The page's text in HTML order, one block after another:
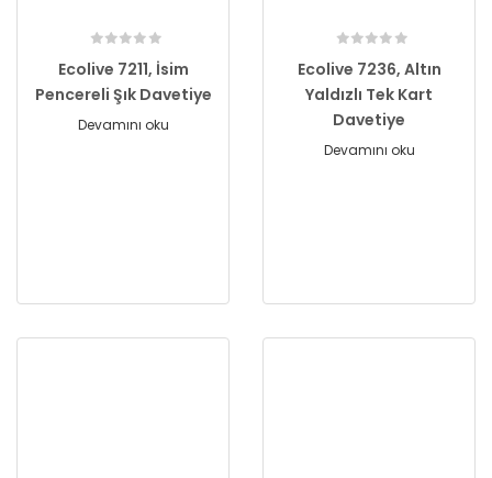
Ecolive 7211, İsim
Pencereli Şık Davetiye
Devamını oku
Ecolive 7236, Altın
Yaldızlı Tek Kart
Davetiye
Devamını oku